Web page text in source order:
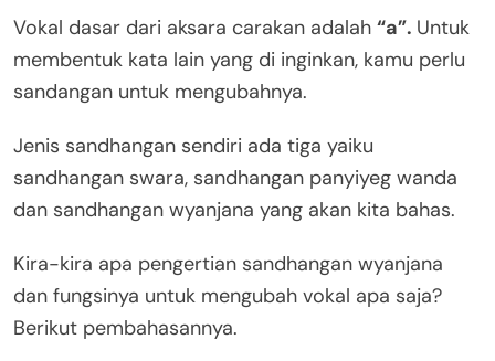
Vokal dasar dari aksara carakan adalah “a”. Untuk
membentuk kata lain yang di inginkan, kamu perlu
sandangan untuk mengubahnya.
Jenis sandhangan sendiri ada tiga yaiku
sandhangan swara, sandhangan panyiyeg wanda
dan sandhangan wyanjana yang akan kita bahas.
Kira-kira apa pengertian sandhangan wyanjana
dan fungsinya untuk mengubah vokal apa saja?
Berikut pembahasannya.